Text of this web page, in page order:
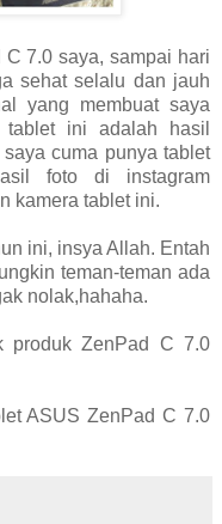
7.0 saya, sampai hari
sehat selalu dan jauh
yang membuat saya
ini adalah hasil
cuma punya tablet
foto di instagram
kamera tablet ini.
ini, insya Allah. Entah
teman-teman ada
nolak,hahaha.
produk ZenPad C 7.0
ASUS ZenPad C 7.0